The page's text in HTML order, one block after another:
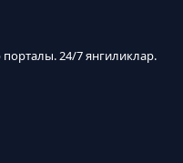
порталы. 24/7 янгиликлар.